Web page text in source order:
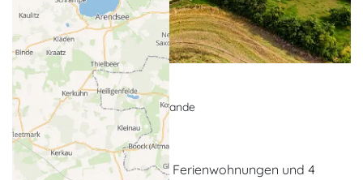
Pension Müritzwiese
Pension, Urlaub auf dem Lande
Gotthun
Die Pension verfügt über 6 Ferienwohnungen und 4